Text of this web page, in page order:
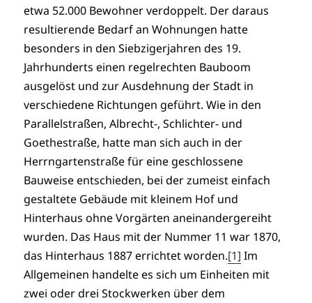
etwa 52.000 Bewohner verdoppelt. Der daraus
resultierende Bedarf an Wohnungen hatte
besonders in den Siebzigerjahren des 19.
Jahrhunderts einen regelrechten Bauboom
ausgelöst und zur Ausdehnung der Stadt in
verschiedene Richtungen geführt. Wie in den
Parallelstraßen, Albrecht-, Schlichter- und
Goethestraße, hatte man sich auch in der
Herrngartenstraße für eine geschlossene
Bauweise entschieden, bei der zumeist einfach
gestaltete Gebäude mit kleinem Hof und
Hinterhaus ohne Vorgärten aneinandergereiht
wurden. Das Haus mit der Nummer 11 war 1870,
das Hinterhaus 1887 errichtet worden.[1] Im
Allgemeinen handelte es sich um Einheiten mit
zwei oder drei Stockwerken über dem